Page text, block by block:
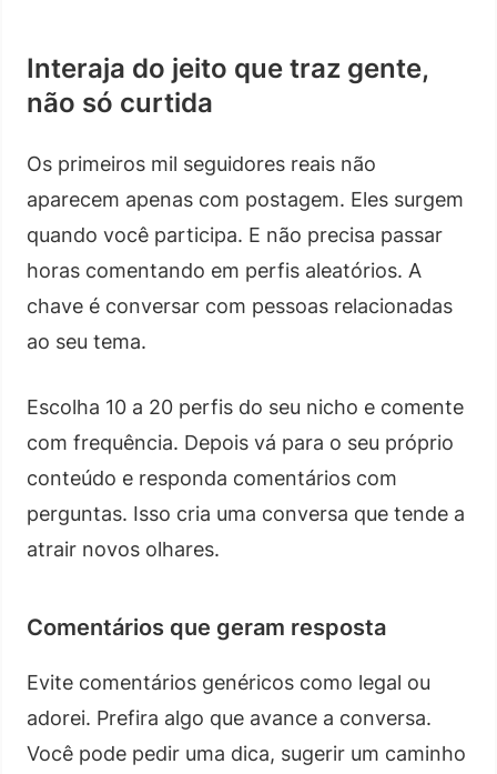
Interaja do jeito que traz gente,
não só curtida
Os primeiros mil seguidores reais não
aparecem apenas com postagem. Eles surgem
quando você participa. E não precisa passar
horas comentando em perfis aleatórios. A
chave é conversar com pessoas relacionadas
ao seu tema.
Escolha 10 a 20 perfis do seu nicho e comente
com frequência. Depois vá para o seu próprio
conteúdo e responda comentários com
perguntas. Isso cria uma conversa que tende a
atrair novos olhares.
Comentários que geram resposta
Evite comentários genéricos como legal ou
adorei. Prefira algo que avance a conversa.
Você pode pedir uma dica, sugerir um caminho